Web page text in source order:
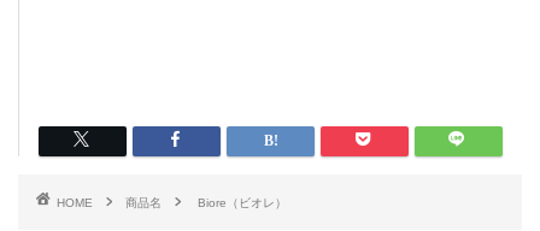
HOME 商品名 Biore（ビオレ）